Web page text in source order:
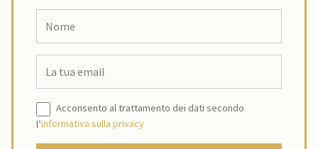
Acconsento al trattamento dei dati secondo
l’informativa sulla privacy